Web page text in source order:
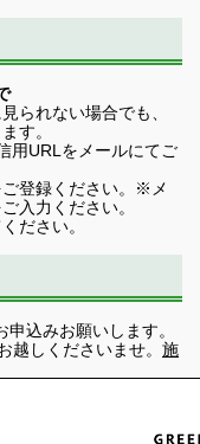
られない場合でも、
す。
用URLをメールにてご
登録ください。※メ
入力ください。
ださい。
込みお願いします。
越しくださいませ。 施